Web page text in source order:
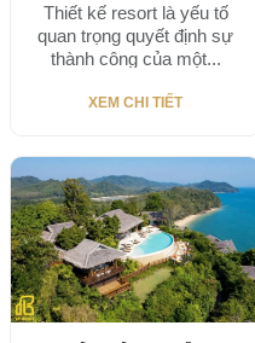
NĂM...
Thiết kế resort là yếu tố
quan trọng quyết định sự
thành công của một...
XEM CHI TIẾT